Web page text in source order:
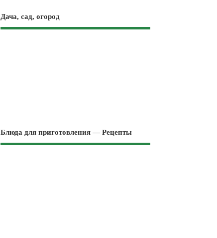
Дача, сад, огород
Блюда для приготовления — Рецепты